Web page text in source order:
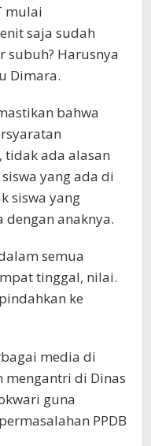
mulai
saja sudah
subuh? Harusnya
Dimara.
bahwa
tidak ada alasan
yang ada di
siswa yang
dengan anaknya.
semua
tinggal, nilai.
ke
media di
mengantri di Dinas
guna
PPDB